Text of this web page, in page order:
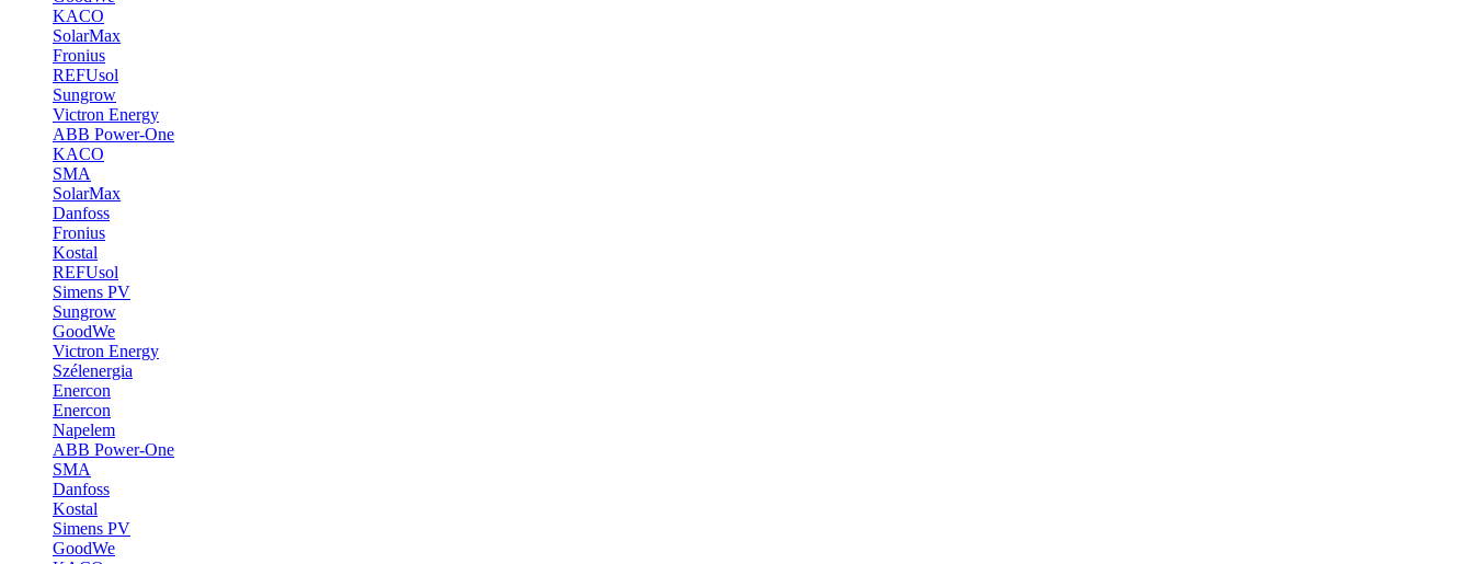
KACO
SolarMax
Fronius
REFUsol
Sungrow
Victron Energy
ABB Power-One
KACO
SMA
SolarMax
Danfoss
Fronius
Kostal
REFUsol
Simens PV
Sungrow
GoodWe
Victron Energy
Szélenergia
Enercon
Enercon
Napelem
ABB Power-One
SMA
Danfoss
Kostal
Simens PV
GoodWe